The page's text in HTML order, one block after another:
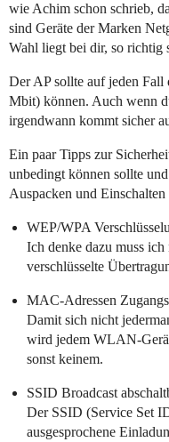
wie Achim schon schrieb,
sind Geräte der Marken
Wahl liegt bei dir, so richtig
Der AP sollte auf jeden Fall
Mbit) können. Auch wenn
irgendwann kommt sicher
Ein paar Tipps zur
unbedingt können sollte
Auspacken und
WEP/WPA
Ich denke dazu muss ich
verschlüsselte
MAC-Adressen
Damit sich nicht
wird jedem WLAN-
sonst keinem.
SSID Broadcast
Der SSID (Service Set
ausgesprochene